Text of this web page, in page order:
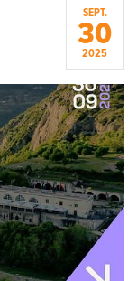
SEPT.
30
2025